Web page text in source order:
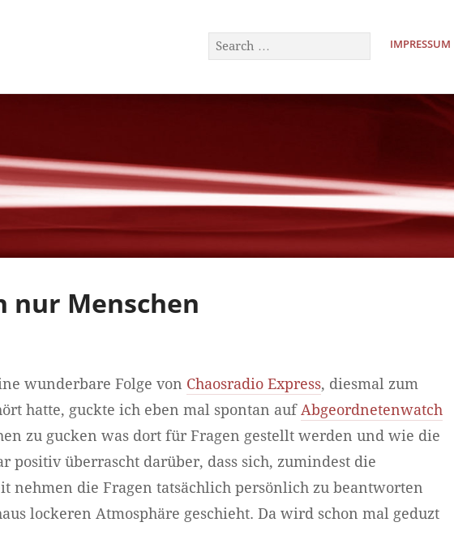
IMPRESSUM
nur Menschen
wunderbare Folge von Chaosradio Express, diesmal zum
hatte, guckte ich eben mal spontan aufAbgeordnetenwatch
zu gucken was dort für Fragen gestellt werden und wie die
positiv überrascht darüber, dass sich, zumindest die
nehmen die Fragen tatsächlich persönlich zu beantworten
lockeren Atmosphäre geschieht. Da wird schon mal geduzt